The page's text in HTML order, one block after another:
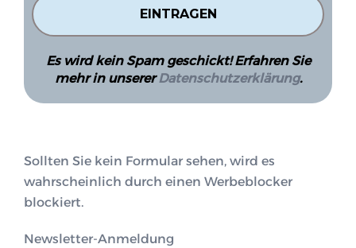
Es wird kein Spam geschickt! Erfahren Sie
mehr in unsererDatenschutzerklärung.
Sollten Sie kein Formular sehen, wird es
wahrscheinlich durch einen Werbeblocker
blockiert.
Newsletter-Anmeldung